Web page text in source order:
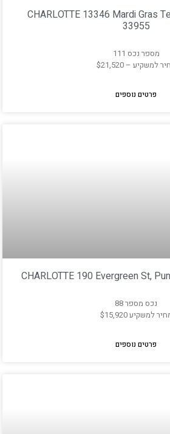
CHARLOTTE 13346 Mardi Gras
33955
מספר נכס 111
למשקיע – $21,520
פרטים נוספים
CHARLOTTE 190 Evergreen St,
נכס מספר 88
למשקיע $15,920
פרטים נוספים